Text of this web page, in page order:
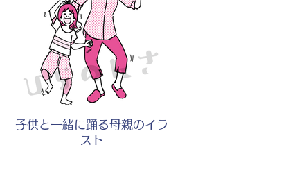
子供と一緒に踊る母親のイラ
スト